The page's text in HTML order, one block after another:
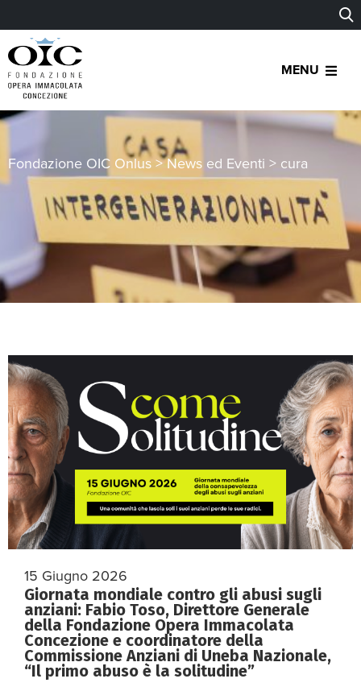
MENU
Fondazione OIC Onlus >News ed Eventi > cura
15 Giugno 2026
Giornata mondiale contro gli abusi sugli
anziani: Fabio Toso, Direttore Generale
della Fondazione Opera Immacolata
Concezione e coordinatore della
Commissione Anziani di Uneba Nazionale,
“Il primo abuso è la solitudine”